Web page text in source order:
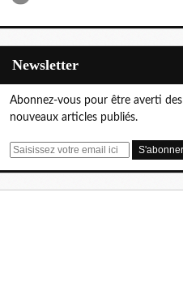
Newsletter
Abonnez-vous pour être averti des
nouveaux articles publiés.
E